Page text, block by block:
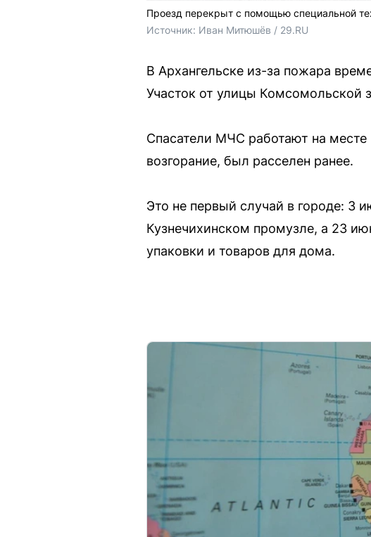
Проезд перекрыт с помощью специальной
Источник: Иван Митюшёв / 29.RU
В Архангельске из-за пожара
Участок от улицы Комсомольской
Спасатели МЧС работают на
возгорание, был расселен ранее.
Это не первый случай в городе: 3
Кузнечихинском промузле, а 23
упаковки и товаров для дома.